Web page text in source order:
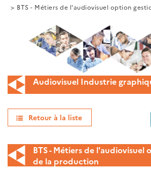
BTS - Métiers de l'audiovisuel option
Audiovisuel Industrie
Retour à la liste
BTS - Métiers de l'audiovisuel
de la production